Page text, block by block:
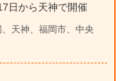
日から天神で開催
天神、福岡市、中央